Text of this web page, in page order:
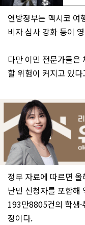
연방정부는 멕시코 여
비자 심사 강화 등이
다만 이민 전문가들은
할 위험이 커지고 있
정부 자료에 따르면
난민 신청자를 포함
193만8805건의 학생·
정이다.